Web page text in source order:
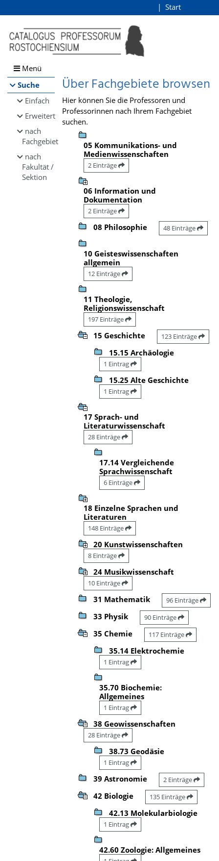
Browsen
direkt zum Inhalt
Start
Menü
Suche
Einfach
Erweitert
nach
Fachgebiet
nach
Fakultät /
Sektion
Über Fachgebiete browsen
Hier können Sie die Professoren und
Professorinnen nach Ihrem Fachgebiet
suchen.
05 Kommunikations- und
Medienwissenschaften
2 Einträge
06 Information und
Dokumentation
2 Einträge
08 Philosophie 48 Einträge
10 Geisteswissenschaften
allgemein
12 Einträge
11 Theologie,
Religionswissenschaft
197 Einträge
15 Geschichte 123 Einträge
15.15 Archäologie
1 Eintrag
15.25 Alte Geschichte
1 Eintrag
17 Sprach- und
Literaturwissenschaft
28 Einträge
17.14 Vergleichende
Sprachwissenschaft
6 Einträge
18 Einzelne Sprachen und
Literaturen
148 Einträge
20 Kunstwissenschaften
8 Einträge
24 Musikwissenschaft
10 Einträge
31 Mathematik 96 Einträge
33 Physik 90 Einträge
35 Chemie 117 Einträge
35.14 Elektrochemie
1 Eintrag
35.70 Biochemie:
Allgemeines
1 Eintrag
38 Geowissenschaften
28 Einträge
38.73 Geodäsie
1 Eintrag
39 Astronomie 2 Einträge
42 Biologie 135 Einträge
42.13 Molekularbiologie
1 Eintrag
42.60 Zoologie: Allgemeines